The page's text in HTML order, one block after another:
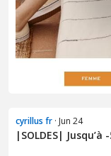
cyrillus fr · Jun 24
|SOLDES|